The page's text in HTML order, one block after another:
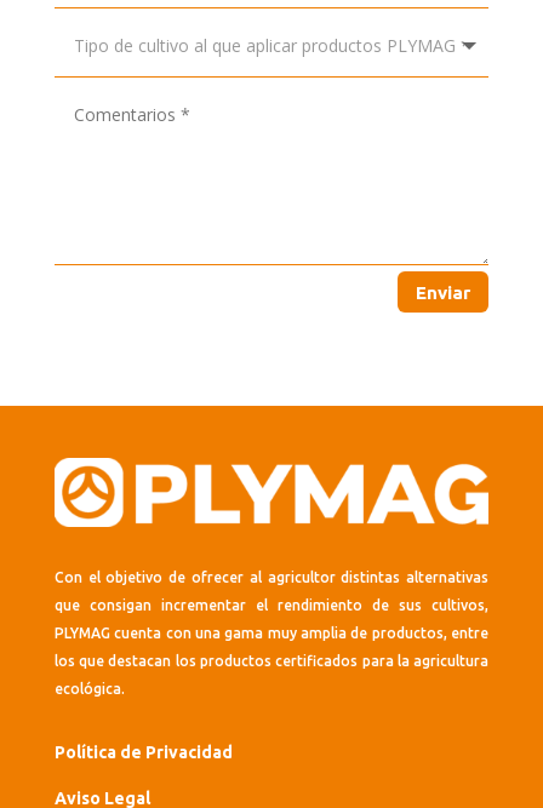
Enviar
Con el objetivo de ofrecer al agricultor distintas alternativas
que consigan incrementar el rendimiento de sus cultivos,
PLYMAG cuenta con una gama muy amplia de productos, entre
los que destacan los productos certificados para la agricultura
ecológica.
Política de Privacidad
Aviso Legal